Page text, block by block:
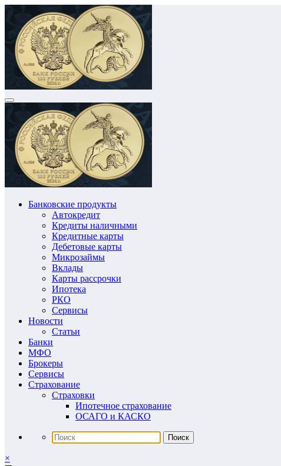
содержимому
Банковские продукты
Автокредит
Кредиты наличными
Кредитные карты
Дебетовые карты
Микрозаймы
Вклады
Карты рассрочки
Ипотека
РКО
Сервисы
Новости
Статьи
Банки
МФО
Брокеры
Сервисы
Страхование
Страховки
Ипотечное страхование
ОСАГО и КАСКО
×